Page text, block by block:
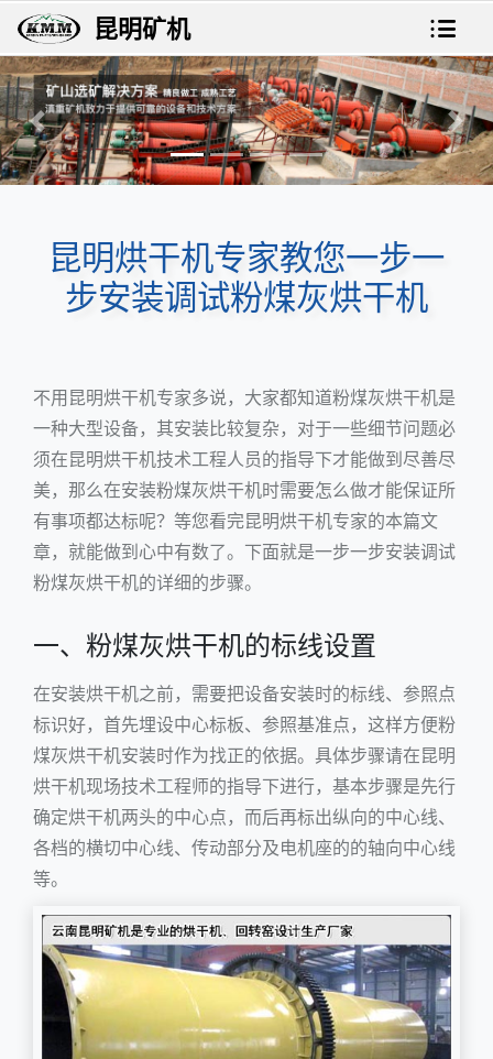
昆明矿机
上一张 下
昆明烘干机专家教您一步一
步安装调试粉煤灰烘干机
不用 昆明烘干机专家多说，大家都知道粉煤灰烘干机是
一种大型设备，其安装比较复杂，对于一些细节问题必
须在昆明烘干机技术工程人员的指导下才能做到尽善尽
美，那么在安装粉煤灰烘干机时需要怎么做才能保证所
有事项都达标呢？等您看完昆明烘干机专家的本篇文
章，就能做到心中有数了。下面就是一步一步安装调试
粉煤灰烘干机的详细的步骤。
一、粉煤灰烘干机的标线设置
在安装烘干机之前，需要把设备安装时的标线、参照点
标识好，首先埋设中心标板、参照基准点，这样方便粉
煤灰烘干机安装时作为找正的依据。具体步骤请在昆明
烘干机现场技术工程师的指导下进行，基本步骤是先行
确定烘干机两头的中心点，而后再标出纵向的中心线、
各档的横切中心线、传动部分及电机座的的轴向中心线
等。